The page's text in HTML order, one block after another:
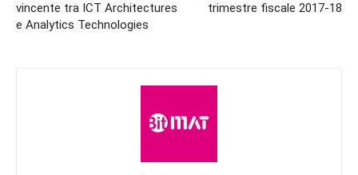
vincente tra ICT Architectures
e Analytics Technologies
trimestre fiscale 2017-18